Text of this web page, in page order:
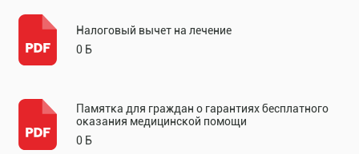
Налоговый вычет на лечение
0 Б
Памятка для граждан о гарантиях бесплатного
оказания медицинской помощи
0 Б